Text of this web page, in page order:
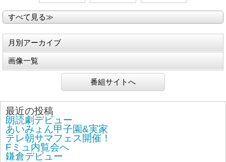
すべて見る≫
月別アーカイブ
画像一覧
番組サイトへ
最近の投稿
朗読劇デビュー
あいみょん甲子園&実家
テレ朝サマフェス開催！
Fミュ内覧会へ
鎌倉デビュー